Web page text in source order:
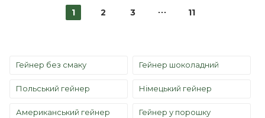
1 2 3 11
Гейнер без смаку Гейнер шоколадний
Польський гейнер Німецький гейнер
Американський гейнер Гейнер у порошку